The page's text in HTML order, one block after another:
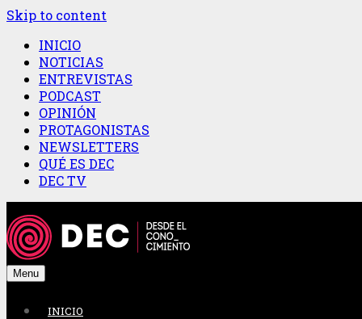
Skip to content
INICIO
NOTICIAS
ENTREVISTAS
PODCAST
OPINIÓN
PROTAGONISTAS
NEWSLETTERS
QUÉ ES DEC
DEC TV
Menu
INICIO